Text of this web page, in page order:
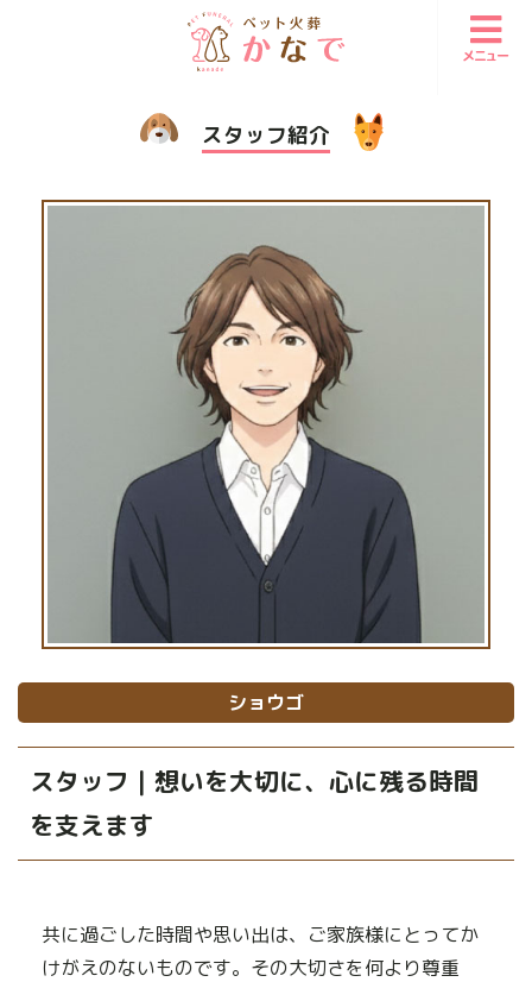
メニュー
スタッフ紹介
ショウゴ
スタッフ｜想いを大切に、心に残る時間
を支えます
共に過ごした時間や思い出は、ご家族様にとってか
けがえのないものです。その大切さを何より尊重